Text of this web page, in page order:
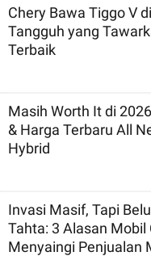
Chery Bawa Tiggo V
Tangguh yang
Terbaik
Masih Worth It di
& Harga Terbaru All
Hybrid
Invasi Masif, Tapi
Tahta: 3 Alasan Mobil
Menyaingi Penjualan